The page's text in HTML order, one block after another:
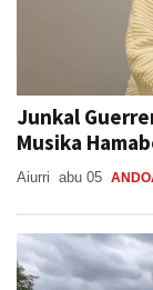
Junkal
Musika
Aiurri abu 05